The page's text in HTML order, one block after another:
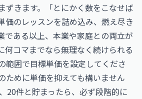
ずきます。「とにかく数をこなせば
価のレッスンを詰め込み、燃え尽き
である以上、本業や家庭との両立が
何コマまでなら無理なく続けられる
範囲で目標単価を設定してくださ
ために単価を抑えても構いません
20件と貯まったら、必ず段階的に